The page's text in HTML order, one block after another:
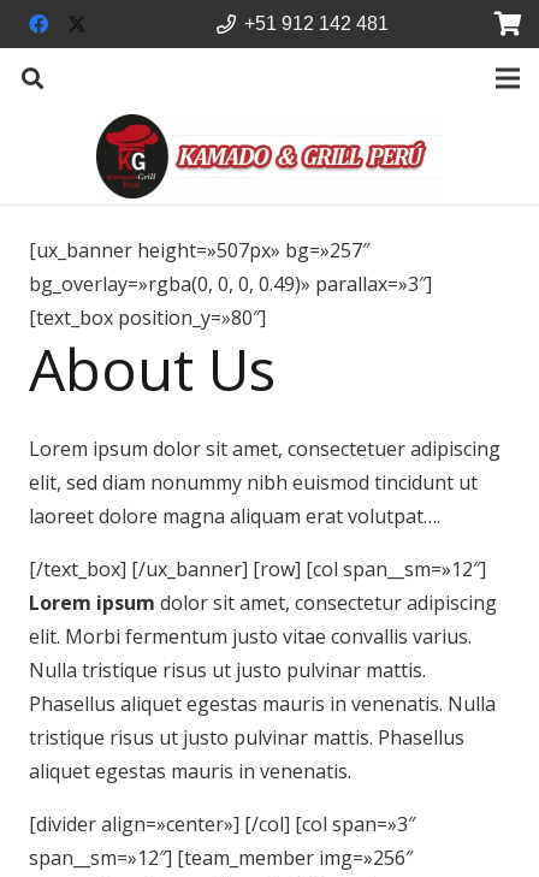
+51 912 142 481
[ux_banner height=»507px» bg=»257″
bg_overlay=»rgba(0, 0, 0, 0.49)» parallax=»3″]
[text_box position_y=»80″]
About Us
Lorem ipsum dolor sit amet, consectetuer adipiscing
elit, sed diam nonummy nibh euismod tincidunt ut
laoreet dolore magna aliquam erat volutpat….
[/text_box] [/ux_banner] [row] [col span__sm=»12″]
Lorem ipsum dolor sit amet, consectetur adipiscing
elit. Morbi fermentum justo vitae convallis varius.
Nulla tristique risus ut justo pulvinar mattis.
Phasellus aliquet egestas mauris in venenatis. Nulla
tristique risus ut justo pulvinar mattis. Phasellus
aliquet egestas mauris in venenatis.
[divider align=»center»] [/col] [col span=»3″
span__sm=»12″] [team_member img=»256″